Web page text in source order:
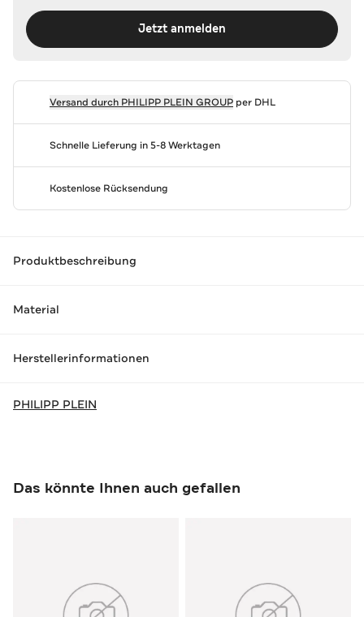
Jetzt anmelden
Versand durch PHILIPP PLEIN GROUPper DHL
Schnelle Lieferung in 5-8 Werktagen
Kostenlose Rücksendung
Produktbeschreibung
Material
Herstellerinformationen
PHILIPP PLEIN
Das könnte Ihnen auch gefallen